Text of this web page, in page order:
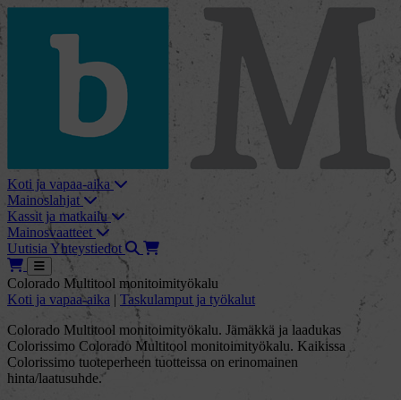
skip_to_content
bMore
Koti ja vapaa-aika
Mainoslahjat
Kassit ja matkailu
Mainosvaatteet
Uutisia Yhteystiedot HakuTarjouskori
Tarjouskori
Avaa
Colorado Multitool monitoimityökalu
Koti ja vapaa-aika | Taskulamput ja työkalut
Colorado Multitool monitoimityökalu. Jämäkkä ja laadukas
Colorissimo Colorado Multitool monitoimityökalu. Kaikissa
Colorissimo tuoteperheen tuotteissa on erinomainen
hinta/laatusuhde.